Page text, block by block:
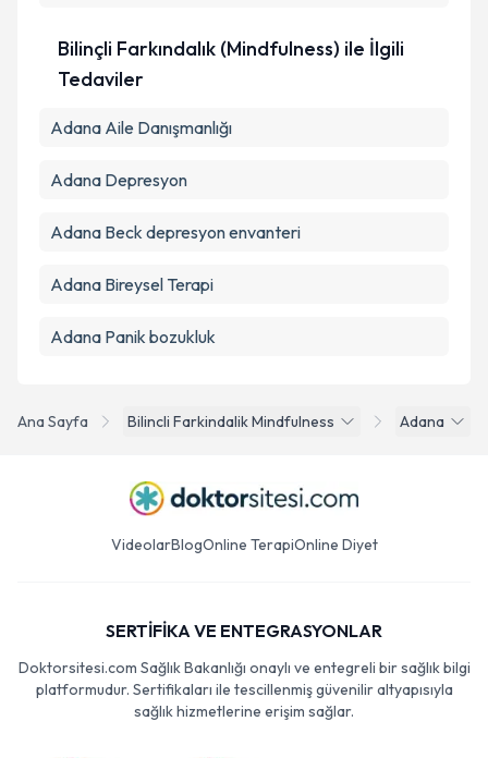
Ana Sayfa Bilincli Farkindalik Mindfulness Adana
Bilinçli Farkındalık (Mindfulness) ile İlgili
Tedaviler
Adana Aile Danışmanlığı
Adana Depresyon
Adana Beck depresyon envanteri
Adana Bireysel Terapi
Adana Panik bozukluk
VideolarBlogOnline TerapiOnline Diyet
SERTİFİKA VE ENTEGRASYONLAR
Doktorsitesi.com Sağlık Bakanlığı onaylı ve entegreli bir sağlık bilgi
platformudur. Sertifikaları ile tescillenmiş güvenilir altyapısıyla
sağlık hizmetlerine erişim sağlar.